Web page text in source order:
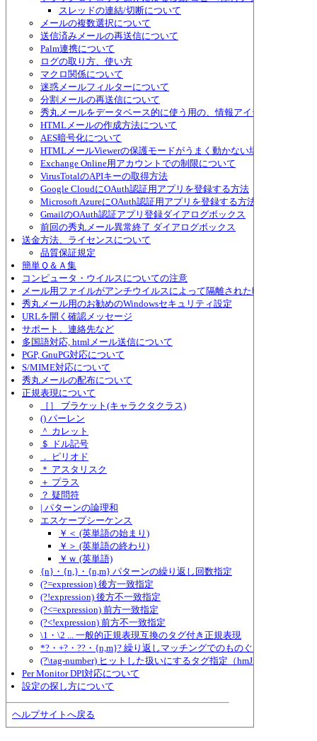
スレッドの連結/切断について
メールの複数選択について
送信済みメールの再送信について
Palm連携について
ログの取り方、使い方
マクロ関係について
迷惑メールフィルターについて
分割メールの再送信について
秀丸メールをデータベース的に使う用の、情報アイテムについて
HTMLメールの作成方法について
AES暗号化について
HTMLメールViewerの保護モードがうまく動かない場合
Exchange Online用アカウントでの制限について
VirusTotalのAPIキーの取得方法
Google CloudにOAuth認証用アプリを登録する方法
Microsoft AzureにOAuth認証用アプリを登録する方法
GmailのOAuth認証アプリ登録ダイアログボックス
前回の秀丸メール異常終了 ダイアログボックス
送金方法、ライセンスについて
品質保証規定
簡単Ｑ＆Ａ集
コンピュータ・ウイルスについての注意
メール用ファイルがアンチウイルスによって隔離された時の対策
秀丸メール用のお勧めのWindowsセキュリティ設定
URLを開く確認メッセージ
サポート、連絡先など
多国語対応, htmlメール送信について
PGP, GnuPG対応について
S/MIME対応について
秀丸メールの配布について
正規表現について
［］ ブラケット(キャラクタクラス)
() パーレン
＾ カレット
＄ ドル記号
． ピリオド
＊ アスタリスク
＋ プラス
？ 疑問符
| パターンの論理和
エスケープシーケンス
￥＜ (英単語の始まり)
￥＞ (英単語の終わり)
￥ｗ (英単語)
{n}・{n,}・{n,m} パターンの繰り返し回数指定
(?=expression) 後方一致指定
(?!expression) 後方不一致指定
(?<=expression) 前方一致指定
(?<!expression) 前方不一致指定
\1・\2 ... 一般的正規表現互換のタグ付き正規表現
*?・+?・??・{n,m}? 繰り返しマッチングでのものぐさ指定
(?\tag-number) ヒットした扱いにするタグ指定（hmJre.dll独自形式
Per Monitor DPI対応について
設定の探し方について
ヘルプサイトへ戻る